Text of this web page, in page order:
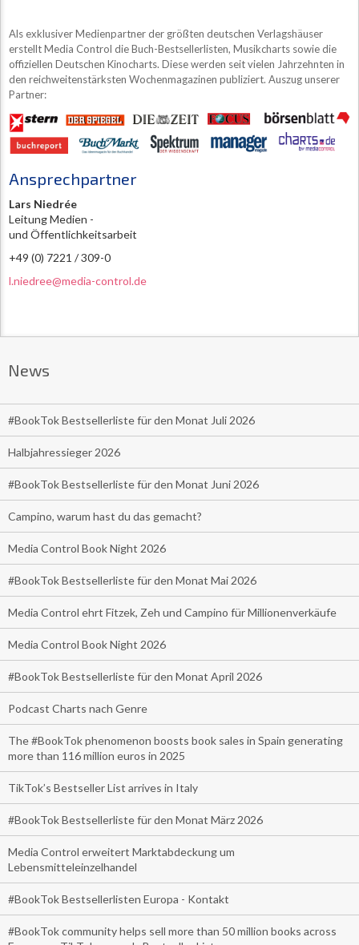
Als exklusiver Medienpartner der größten deutschen Verlagshäuser
erstellt Media Control die Buch-Bestsellerlisten, Musikcharts sowie die
offiziellen Deutschen Kinocharts. Diese werden seit vielen Jahrzehnten in
den reichweitenstärksten Wochenmagazinen publiziert. Auszug unserer
Partner:
Ansprechpartner
Lars Niedrée
Leitung Medien -
und Öffentlichkeitsarbeit
+49 (0) 7221 / 309-0
l.niedree@media-control.de
News
#BookTok Bestsellerliste für den Monat Juli 2026
Halbjahressieger 2026
#BookTok Bestsellerliste für den Monat Juni 2026
Campino, warum hast du das gemacht?
Media Control Book Night 2026
#BookTok Bestsellerliste für den Monat Mai 2026
Media Control ehrt Fitzek, Zeh und Campino für Millionenverkäufe
Media Control Book Night 2026
#BookTok Bestsellerliste für den Monat April 2026
Podcast Charts nach Genre
The #BookTok phenomenon boosts book sales in Spain generating
more than 116 million euros in 2025
TikTok’s Bestseller List arrives in Italy
#BookTok Bestsellerliste für den Monat März 2026
Media Control erweitert Marktabdeckung um
Lebensmitteleinzelhandel
#BookTok Bestsellerlisten Europa - Kontakt
#BookTok community helps sell more than 50 million books across